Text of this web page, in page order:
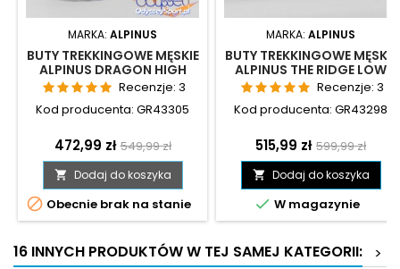
MARKA: ALPINUS
BUTY TREKKINGOWE MĘSKIE
ALPINUS DRAGON HIGH
TACTICAL - GR43305
Recenzje: 3
Kod producenta: GR43305
Cena
472,99 zł Cena
podstawowa
549,99 zł
 Dodaj do koszyka
 Obecnie brak na stanie
MARKA: ALPINUS
BUTY TREKKINGOWE MĘSKIE
ALPINUS THE RIDGE LOW
PRO - GR43298
Recenzje: 3
Kod producenta: GR43298
Cena
515,99 zł Cena
599,99 zł
 Dodaj do koszyka
 W magazynie
16 INNYCH PRODUKTÓW W TEJ SAMEJ KATEGORII:
>